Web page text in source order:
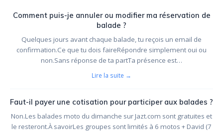
Comment puis-je annuler ou modifier ma réservation de
balade ?
Quelques jours avant chaque balade, tu reçois un email de
confirmation.Ce que tu dois faireRépondre simplement oui ou
non.Sans réponse de ta partTa présence est…
Lire la suite →
Faut-il payer une cotisation pour participer aux balades ?
Non.Les balades moto du dimanche sur Jazt.com sont gratuites et
le resteront.À savoirLes groupes sont limités à 6 motos + David (7